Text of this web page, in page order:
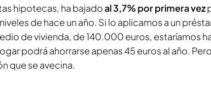
hipotecas, ha bajadoal 3,7% por primera vez
de hace un año. Si lo aplicamos a un
de vivienda, de 140.000 euros, estaríamos
podrá ahorrarse apenas 45 euros al año.
que se avecina.